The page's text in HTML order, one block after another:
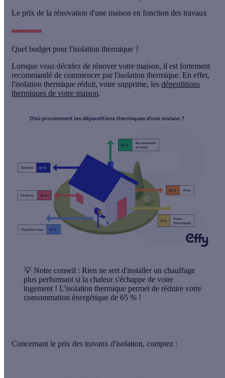
Le prix de la rénovation d'une maison en fonction des travaux
Quel budget pour l'isolation thermique ?
Lorsque vous décidez de rénover votre maison, il est fortement
recommandé de commencer par l'isolation thermique. En effet,
l'isolation thermique réduit, voire supprime, les déperditions
thermiques de votre maison.
💡 Notre conseil : Rien ne sert d'installer un chauffage
plus performant si la chaleur s'échappe de votre
logement ! L'isolation thermique permet de réduire votre
consommation énergétique de 65 % !
Concernant le prix des travaux d'isolation, comptez :